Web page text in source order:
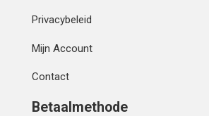
Privacybeleid
Mijn Account
Contact
Betaalmethode